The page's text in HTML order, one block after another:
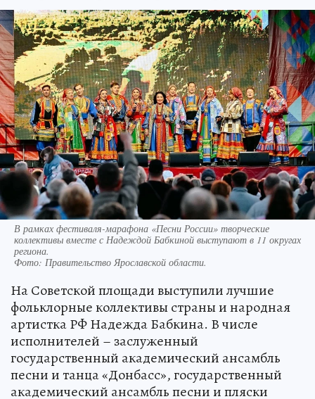
В рамках фестиваля-марафона «Песни России» творческие
коллективы вместе с Надеждой Бабкиной выступают в 11 округах
региона.
Фото: Правительство Ярославской области.
На Советской площади выступили лучшие
фольклорные коллективы страны и народная
артистка РФ Надежда Бабкина. В числе
исполнителей – заслуженный
государственный академический ансамбль
песни и танца «Донбасс», государственный
академический ансамбль песни и пляски